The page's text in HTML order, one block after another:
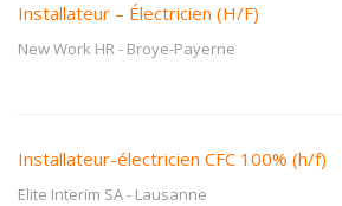
Installateur – Électricien (H/F)
New Work HR- Broye-Payerne
Installateur-électricien CFC 100% (h/f)
Elite Interim SA- Lausanne